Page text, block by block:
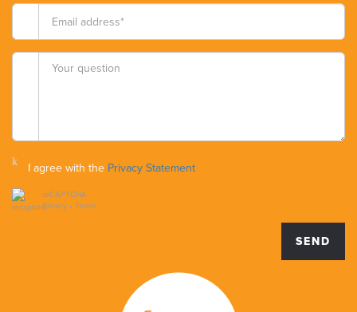
I agree with the Privacy Statement
reCAPTCHA
Privacy • Terms
SEND